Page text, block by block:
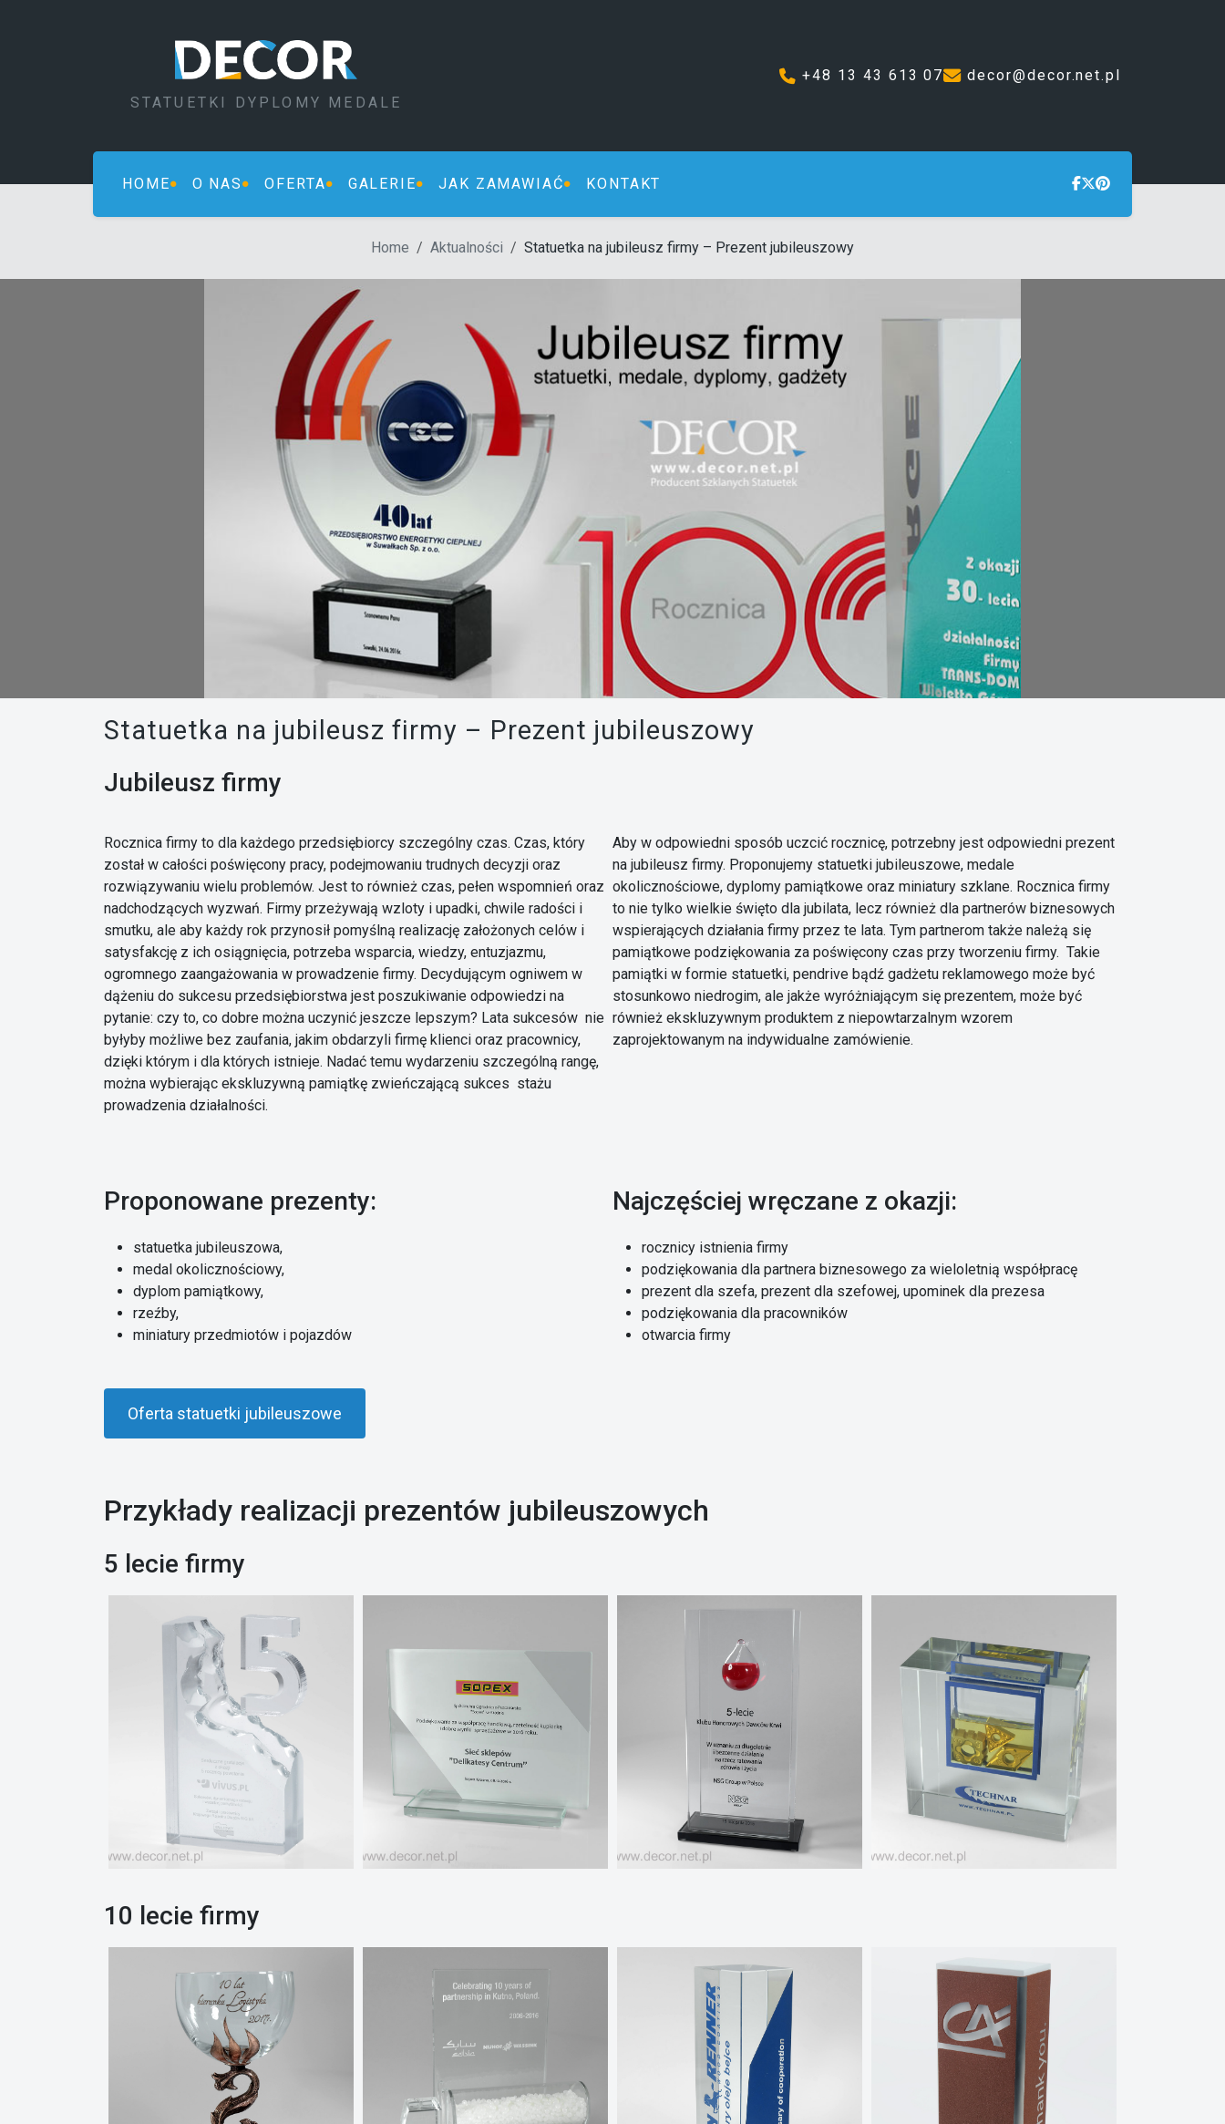
STATUETKI DYPLOMY MEDALE
+48 13 43 613 07 decor@decor.net.pl
HOME O NAS OFERTA GALERIE JAK ZAMAWIAĆ KONTAKT
Home Aktualności Statuetka na jubileusz firmy – Prezent jubileuszowy
Statuetka na jubileusz firmy – Prezent jubileuszowy
Jubileusz firmy
Rocznica firmy to dla każdego przedsiębiorcy szczególny czas. Czas, który
został w całości poświęcony pracy, podejmowaniu trudnych decyzji oraz
rozwiązywaniu wielu problemów. Jest to również czas, pełen wspomnień oraz
nadchodzących wyzwań. Firmy przeżywają wzloty i upadki, chwile radości i
smutku, ale aby każdy rok przynosił pomyślną realizację założonych celów i
satysfakcję z ich osiągnięcia, potrzeba wsparcia, wiedzy, entuzjazmu,
ogromnego zaangażowania w prowadzenie firmy. Decydującym ogniwem w
dążeniu do sukcesu przedsiębiorstwa jest poszukiwanie odpowiedzi na
pytanie: czy to, co dobre można uczynić jeszcze lepszym? Lata sukcesów nie
byłyby możliwe bez zaufania, jakim obdarzyli firmę klienci oraz pracownicy,
dzięki którym i dla których istnieje. Nadać temu wydarzeniu szczególną rangę,
można wybierając ekskluzywną pamiątkę zwieńczającą sukces stażu
prowadzenia działalności.
Aby w odpowiedni sposób uczcić rocznicę, potrzebny jest odpowiedni prezent
na jubileusz firmy. Proponujemy statuetki jubileuszowe, medale
okolicznościowe, dyplomy pamiątkowe oraz miniatury szklane. Rocznica firmy
to nie tylko wielkie święto dla jubilata, lecz również dla partnerów biznesowych
wspierających działania firmy przez te lata. Tym partnerom także należą się
pamiątkowe podziękowania za poświęcony czas przy tworzeniu firmy. Takie
pamiątki w formie statuetki, pendrive bądź gadżetu reklamowego może być
stosunkowo niedrogim, ale jakże wyróżniającym się prezentem, może być
również ekskluzywnym produktem z niepowtarzalnym wzorem
zaprojektowanym na indywidualne zamówienie.
Proponowane prezenty:
statuetka jubileuszowa,
medal okolicznościowy,
dyplom pamiątkowy,
rzeźby,
miniatury przedmiotów i pojazdów
Najczęściej wręczane z okazji:
rocznicy istnienia firmy
podziękowania dla partnera biznesowego za wieloletnią współpracę
prezent dla szefa, prezent dla szefowej, upominek dla prezesa
podziękowania dla pracowników
otwarcia firmy
Oferta statuetki jubileuszowe
Przykłady realizacji prezentów jubileuszowych
5 lecie firmy
10 lecie firmy